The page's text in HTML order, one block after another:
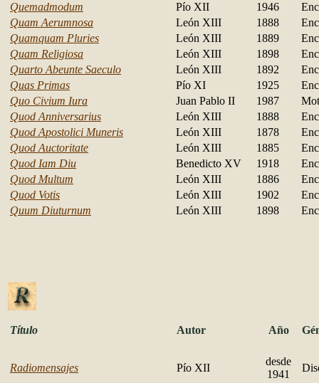
Quemadmodum
Pío XII 1946
Quam Aerumnosa
León XIII 1888
Quamquam Pluries
León XIII 1889
Quam Religiosa
León XIII 1898
Quarto Abeunte Saeculo
León XIII 1892
Quas Primas
Pío XI 1925
Quo Civium Iura
Juan Pablo II 1987
Quod Anniversarius
León XIII 1888
Quod Apostolici Muneris
León XIII 1878
Quod Auctoritate
León XIII 1885
Quod Iam Diu
Benedicto XV 1918
Quod Multum
León XIII 1886
Quod Votis
León XIII 1902
Quum Diuturnum
León XIII 1898
Título Autor Año
Radiomensajes Pío XII
desde
1941